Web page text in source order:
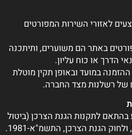
לאזורי השירות המפורטים
באתר הם משוערים, ותיתכנה
הדרך או כוח עליון.
ההזמנה במועד ובאופן תקין מוטלת
של רשלנות מצד החברה.
בהתאם לתקנות הגנת הצרכן (ביטול